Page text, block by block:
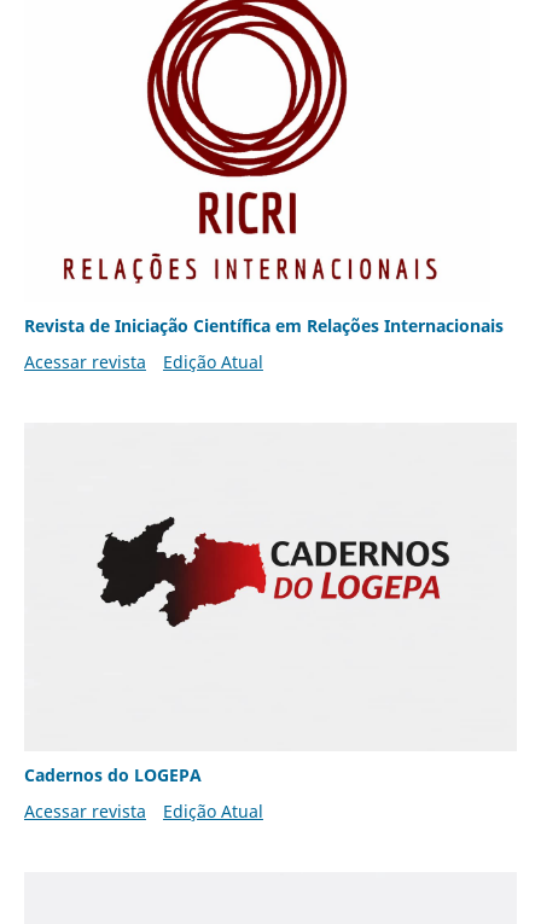
Revista de Iniciação Científica em Relações Internacionais
Acessar revista
Edição Atual
Cadernos do LOGEPA
Acessar revista
Edição Atual